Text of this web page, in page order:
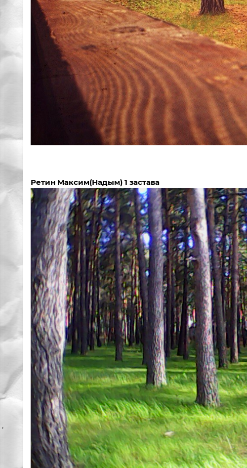
Ретин Максим(Надым) 1 застава